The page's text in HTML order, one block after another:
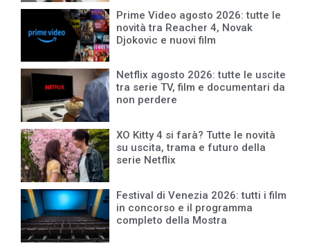
Prime Video agosto 2026: tutte le
novità tra Reacher 4, Novak
Djokovic e nuovi film
Netflix agosto 2026: tutte le uscite
tra serie TV, film e documentari da
non perdere
XO Kitty 4 si farà? Tutte le novità
su uscita, trama e futuro della
serie Netflix
Festival di Venezia 2026: tutti i film
in concorso e il programma
completo della Mostra